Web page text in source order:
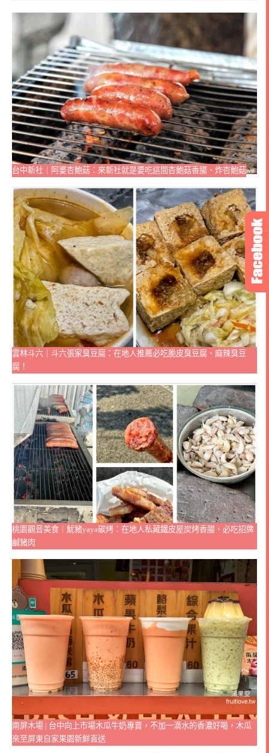
台中新社｜阿婆杏鮑菇：來新社就是要吃這間杏鮑菇香腸、炸杏鮑菇
雲林斗六｜斗六張家臭豆腐：在地人推薦必吃脆皮臭豆腐、麻辣臭豆
腐！
桃園觀音美食｜魷豬yaya碳烤：在地人私藏鐵皮屋炭烤香腸、必吃招牌
鹹豬肉
南屏木場 | 台中向上市場木瓜牛奶專賣，不加一滴水的香濃好喝，木瓜
來至屏東自家果園新鮮直送